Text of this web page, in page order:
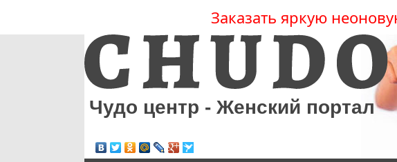
Заказать яркую
Чудо центр - Женский портал